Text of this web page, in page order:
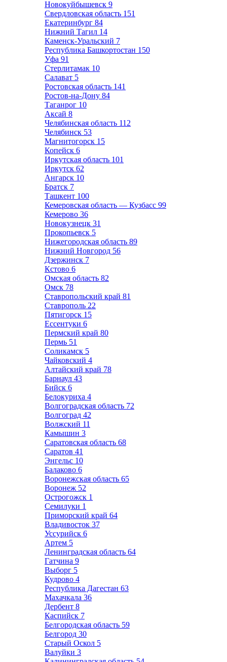
Новокуйбышевск 9
Свердловская область 151
Екатеринбург 84
Нижний Тагил 14
Каменск-Уральский 7
Республика Башкортостан 150
Уфа 91
Стерлитамак 10
Салават 5
Ростовская область 141
Ростов-на-Дону 84
Таганрог 10
Аксай 8
Челябинская область 112
Челябинск 53
Магнитогорск 15
Копейск 6
Иркутская область 101
Иркутск 62
Ангарск 10
Братск 7
Ташкент 100
Кемеровская область — Кузбасс 99
Кемерово 36
Новокузнецк 31
Прокопьевск 5
Нижегородская область 89
Нижний Новгород 56
Дзержинск 7
Кстово 6
Омская область 82
Омск 78
Ставропольский край 81
Ставрополь 22
Пятигорск 15
Ессентуки 6
Пермский край 80
Пермь 51
Соликамск 5
Чайковский 4
Алтайский край 78
Барнаул 43
Бийск 6
Белокуриха 4
Волгоградская область 72
Волгоград 42
Волжский 11
Камышин 3
Саратовская область 68
Саратов 41
Энгельс 10
Балаково 6
Воронежская область 65
Воронеж 52
Острогожск 1
Семилуки 1
Приморский край 64
Владивосток 37
Уссурийск 6
Артем 5
Ленинградская область 64
Гатчина 9
Выборг 5
Кудрово 4
Республика Дагестан 63
Махачкала 36
Дербент 8
Каспийск 7
Белгородская область 59
Белгород 30
Старый Оскол 5
Валуйки 3